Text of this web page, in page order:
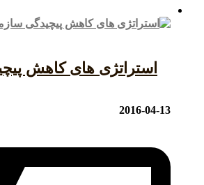
استراتژی های کاهش پیچیدگی
2016-04-